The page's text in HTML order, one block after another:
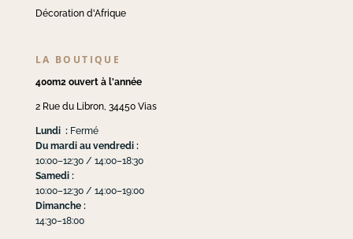
Décoration d'Afrique
LA BOUTIQUE
400m2 ouvert à l'année
2 Rue du Libron, 34450 Vias
Lundi :Fermé
Du mardi au vendredi :
10:00–12:30 / 14:00–18:30
Samedi :
10:00–12:30 / 14:00–19:00
Dimanche :
14:30–18:00